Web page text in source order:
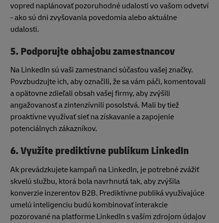
vopred naplánovať pozoruhodné udalosti vo vašom odvetví
- ako sú dni zvyšovania povedomia alebo aktuálne
udalosti.
5. Podporujte obhajobu zamestnancov
Na LinkedIn sú vaši zamestnanci súčasťou vašej značky.
Povzbudzujte ich, aby označili, že sa vám páči, komentovali
a opätovne zdieľali obsah vašej firmy, aby zvýšili
angažovanosť a zintenzívnili posolstvá. Mali by tiež
proaktívne využívať sieť na získavanie a zapojenie
potenciálnych zákazníkov.
6.Využite prediktívne publikum LinkedIn
Ak prevádzkujete kampaň na LinkedIn, je potrebné zvážiť
skvelú službu, ktorá bola navrhnutá tak, aby zvýšila
konverzie inzerentov B2B. Prediktívne publiká využívajúce
umelú inteligenciu budú kombinovať interakcie
pozorované na platforme LinkedIn s vaším zdrojom údajov